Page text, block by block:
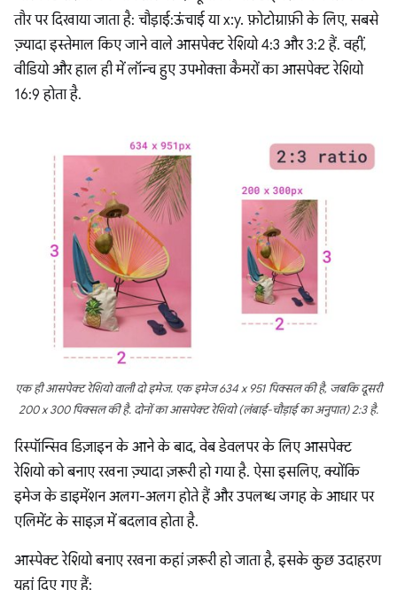
तौर पर दिखाया जाता है: चौड़ाई:ऊंचाई या x:y. फ़ोटोग्राफ़ी के लिए, सबसे
ज़्यादा इस्तेमाल किए जाने वाले आसपेक्ट रेशियो 4:3 और 3:2 हैं. वहीं,
वीडियो और हाल ही में लॉन्च हुए उपभोक्ता कैमरों का आसपेक्ट रेशियो
16:9 होता है.
एक ही आसपेक्ट रेशियो वाली दो इमेज. एक इमेज 634 x 951 पिक्सल की है, जबकि दूसरी
200 x 300 पिक्सल की है. दोनों का आसपेक्ट रेशियो (लंबाई-चौड़ाई का अनुपात) 2:3 है.
रिस्पॉन्सिव डिज़ाइन के आने के बाद, वेब डेवलपर के लिए आसपेक्ट
रेशियो को बनाए रखना ज़्यादा ज़रूरी हो गया है. ऐसा इसलिए, क्योंकि
इमेज के डाइमेंशन अलग-अलग होते हैं और उपलब्ध जगह के आधार पर
एलिमेंट के साइज़ में बदलाव होता है.
आस्पेक्ट रेशियो बनाए रखना कहां ज़रूरी हो जाता है, इसके कुछ उदाहरण
यहां दिए गए हैं: